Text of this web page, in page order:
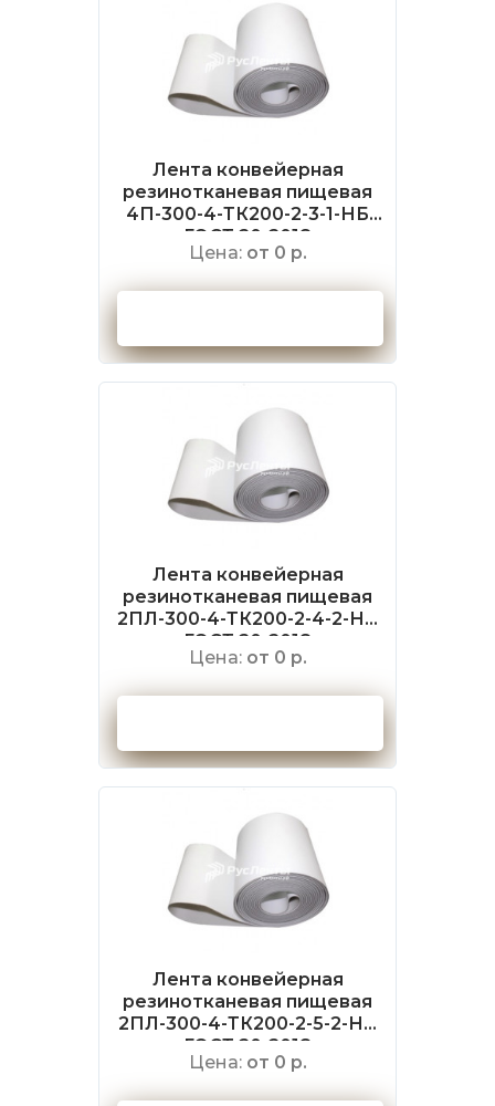
Лента конвейерная
резинотканевая пищевая
4П-300-4-ТК200-2-3-1-НБ
ГОСТ 20-2018
Цена: от 0 р.
Лента конвейерная
резинотканевая пищевая
2ПЛ-300-4-ТК200-2-4-2-НБ
ГОСТ 20-2018
Цена: от 0 р.
Лента конвейерная
резинотканевая пищевая
2ПЛ-300-4-ТК200-2-5-2-НБ
ГОСТ 20-2018
Цена: от 0 р.